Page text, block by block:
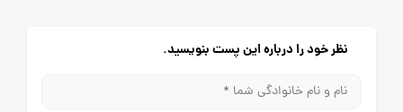
نظر خود را درباره این پست بنویسید.